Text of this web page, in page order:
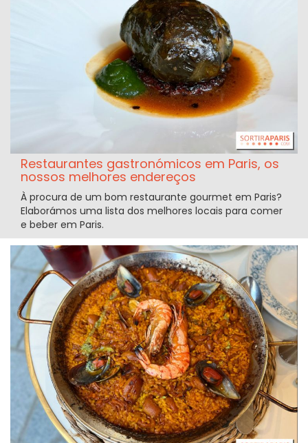
Restaurantes gastronómicos em Paris, os
nossos melhores endereços
À procura de um bom restaurante gourmet em Paris?
Elaborámos uma lista dos melhores locais para comer
e beber em Paris.